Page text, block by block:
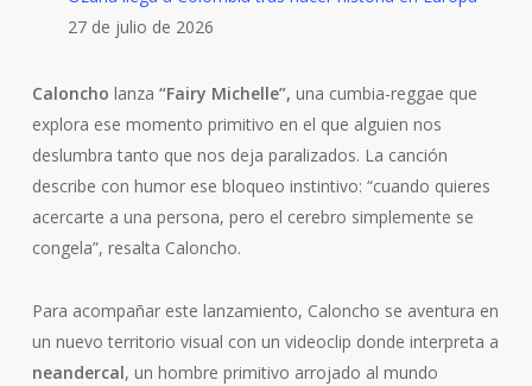
27 de julio de 2026
Caloncho lanza “Fairy Michelle”, una cumbia-reggae que
explora ese momento primitivo en el que alguien nos
deslumbra tanto que nos deja paralizados. La canción
describe con humor ese bloqueo instintivo: “cuando quieres
acercarte a una persona, pero el cerebro simplemente se
congela”, resalta Caloncho.
Para acompañar este lanzamiento, Caloncho se aventura en
un nuevo territorio visual con un videoclip donde interpreta a
neandercal, un hombre primitivo arrojado al mundo